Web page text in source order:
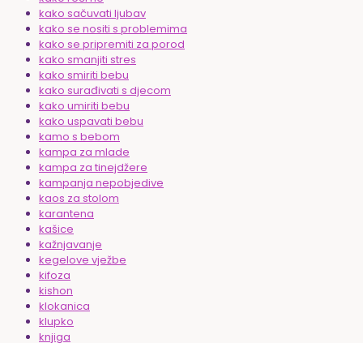
kako sačuvati ljubav
kako se nositi s problemima
kako se pripremiti za porod
kako smanjiti stres
kako smiriti bebu
kako surađivati s djecom
kako umiriti bebu
kako uspavati bebu
kamo s bebom
kampa za mlade
kampa za tinejdžere
kampanja nepobjedive
kaos za stolom
karantena
kašice
kažnjavanje
kegelove vježbe
kifoza
kishon
klokanica
klupko
knjiga